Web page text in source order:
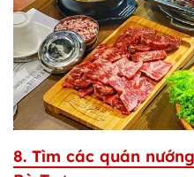
8. Tìm các quán